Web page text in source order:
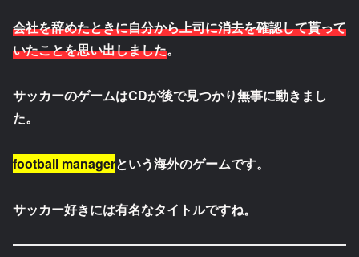
会社を辞めたときに自分から上司に消去を確認して貰って
いたことを思い出しました。
サッカーのゲームはCDが後で見つかり無事に動きまし
た。
football managerという海外のゲームです。
サッカー好きには有名なタイトルですね。